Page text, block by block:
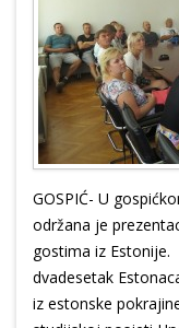
GOSPIĆ- U
održana je
gostima iz
dvadesetak
iz estonske